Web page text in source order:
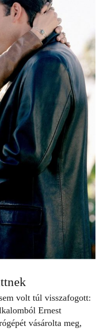
volt túl visszafogott:
Ernest
vásárolta meg,